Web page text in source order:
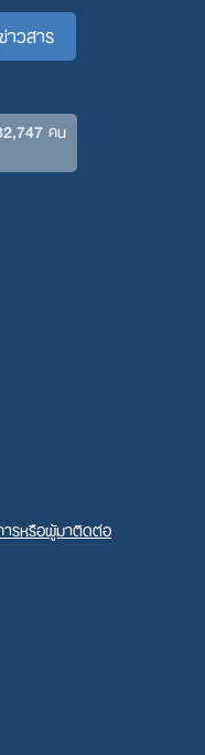
คน
ารหรือผู้มาติดต่อ